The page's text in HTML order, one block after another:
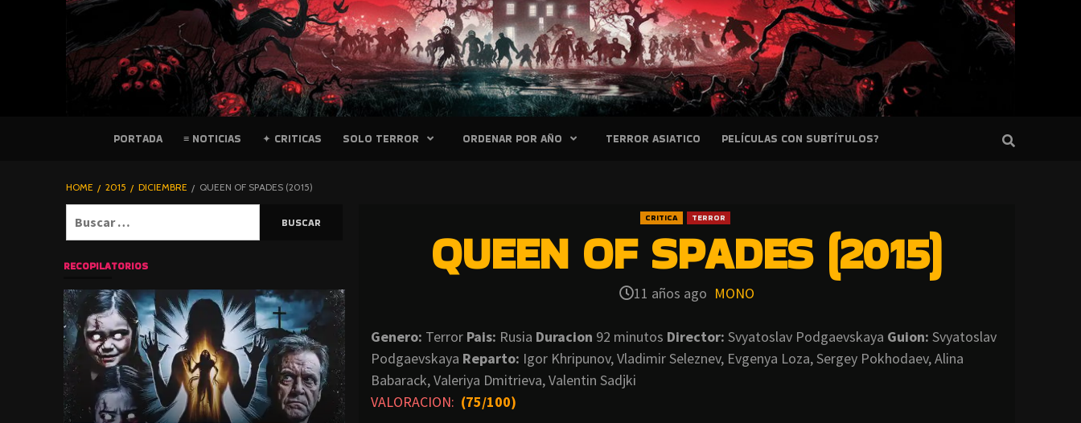
PELICULAS
BLOGHORROR
⋆
PORTADA ≡ NOTICIAS ✦ CRITICAS SOLO TERROR ORDENAR POR AÑO TERROR ASIATICO PELÍCULAS CON SUBTÍTULOS?
HOME 2015 DICIEMBRE QUEEN OF SPADES (2015)
CRITICA TERROR
QUEEN OF SPADES (2015)
11 años ago MONO
Genero: Terror Pais: Rusia Duracion 92 minutos Director: Svyatoslav Podgaevskaya Guion: Svyatoslav
Podgaevskaya Reparto: Igor Khripunov, Vladimir Seleznev, Evgenya Loza, Sergey Pokhodaev, Alina
Babarack, Valeriya Dmitrieva, Valentin Sadjki
VALORACION: (75/100)
RECOPILATORIOS